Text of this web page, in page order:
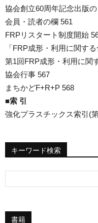
協会創立60周年記念出版
会員・読者の欄 561
FRPリスタート制度開始
「FRP成形・利用に関す
第1回FRP成形・利用に関
協会行事 567
まちかどF+R+P 568
■索 引
強化プラスチックス索引(
キーワード検索
書籍